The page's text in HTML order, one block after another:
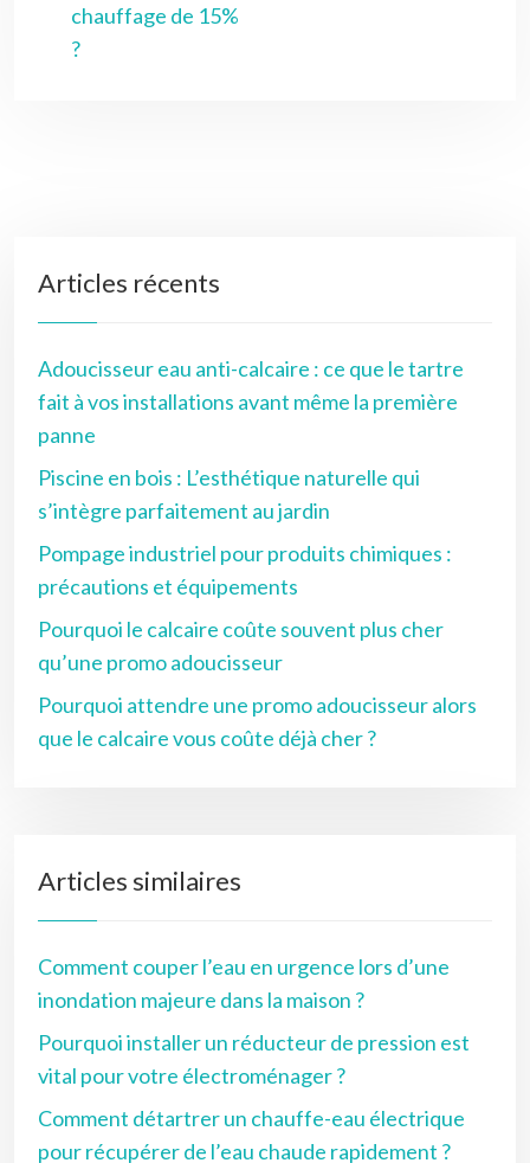
chauffage de 15%
?
Articles récents
Adoucisseur eau anti-calcaire : ce que le tartre
fait à vos installations avant même la première
panne
Piscine en bois : L’esthétique naturelle qui
s’intègre parfaitement au jardin
Pompage industriel pour produits chimiques :
précautions et équipements
Pourquoi le calcaire coûte souvent plus cher
qu’une promo adoucisseur
Pourquoi attendre une promo adoucisseur alors
que le calcaire vous coûte déjà cher ?
Articles similaires
Comment couper l’eau en urgence lors d’une
inondation majeure dans la maison ?
Pourquoi installer un réducteur de pression est
vital pour votre électroménager ?
Comment détartrer un chauffe-eau électrique
pour récupérer de l’eau chaude rapidement ?